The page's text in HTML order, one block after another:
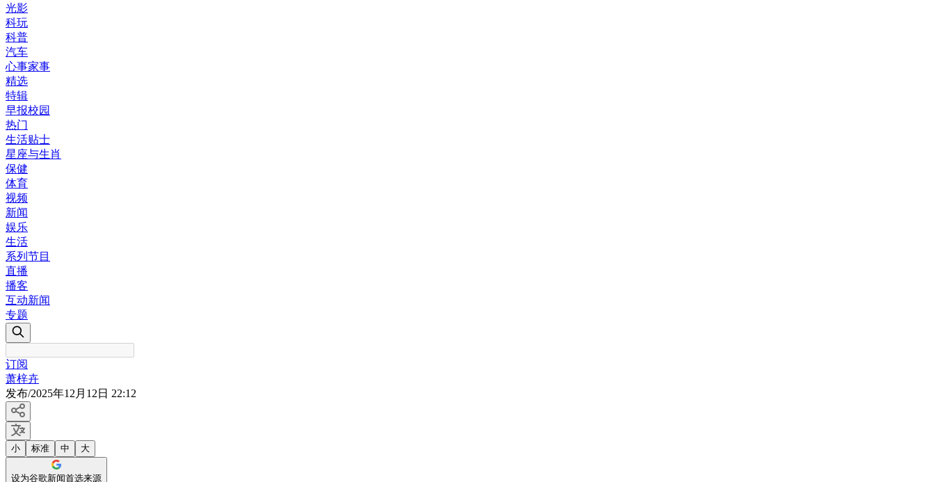
光影
科玩
科普
汽车
心事家事
精选
特辑
早报校园
热门
生活贴士
星座与生肖
保健
体育
视频
新闻
娱乐
生活
系列节目
直播
播客
互动新闻
专题
订阅
萧梓卉
发布/2025年12月12日 22:12
小 标准 中 大
设为谷歌新闻首选来源